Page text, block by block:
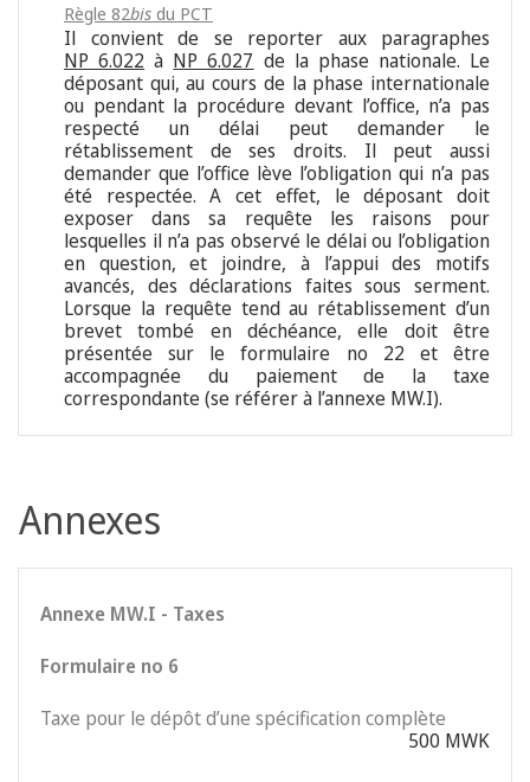
Règle 82bis du PCT
Il convient de se reporter aux paragraphes
NP 6.022 à NP 6.027 de la phase nationale. Le
déposant qui, au cours de la phase internationale
ou pendant la procédure devant l’office, n’a pas
respecté un délai peut demander le
rétablissement de ses droits. Il peut aussi
demander que l’office lève l’obligation qui n’a pas
été respectée. A cet effet, le déposant doit
exposer dans sa requête les raisons pour
lesquelles il n’a pas observé le délai ou l’obligation
en question, et joindre, à l’appui des motifs
avancés, des déclarations faites sous serment.
Lorsque la requête tend au rétablissement d’un
brevet tombé en déchéance, elle doit être
présentée sur le formulaire no 22 et être
accompagnée du paiement de la taxe
correspondante (se référer à l’annexe MW.I).
Annexes
Annexe MW.I - Taxes
Formulaire no 6
Taxe pour le dépôt d’une spécification complète
500 MWK